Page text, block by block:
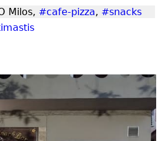
Milos, #cafe-pizza, #snacks